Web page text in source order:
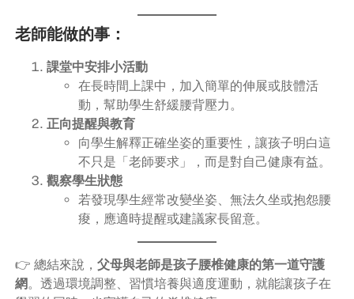
老師能做的事：
課堂中安排小活動
在長時間上課中，加入簡單的伸展或肢體活
動，幫助學生舒緩腰背壓力。
正向提醒與教育
向學生解釋正確坐姿的重要性，讓孩子明白這
不只是「老師要求」，而是對自己健康有益。
觀察學生狀態
若發現學生經常改變坐姿、無法久坐或抱怨腰
痠，應適時提醒或建議家長留意。
👉 總結來說， 父母與老師是孩子腰椎健康的第一道守護
網。透過環境調整、習慣培養與適度運動，就能讓孩子在